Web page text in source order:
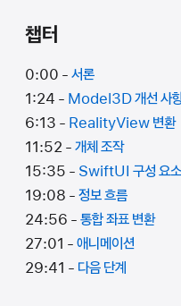
챕터
0:00 - 서론
1:24 - Model3D 개선 사
6:13 - RealityView 변환
11:52 - 개체 조작
15:35 - SwiftUI 구성 요소
19:08 - 정보 흐름
24:56 - 통합 좌표 변환
27:01 - 애니메이션
29:41 - 다음 단계